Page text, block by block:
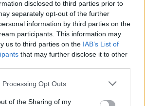
disclosed to third parties prior to
separately opt-out of the further
information by third parties on the
participants. This information may
us to third parties on the IAB’s List of
that may further disclose it to other
Processing Opt Outs
of the Sharing of my
HS Team